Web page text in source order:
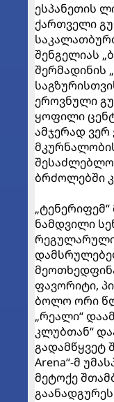
ესპანეთის
ქართველი
შენგელიას
შერმადინის
ეროვნული
ყოფილი
ამჯერად ვერ
ბრძოლებში
ნამდვილი
რეგულარული
ფავორიტი,
ბოლო ორი
„რეალი“
კლუბთან“
გადამწყვეტ
Arena“-მ
მეტოქე